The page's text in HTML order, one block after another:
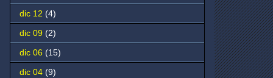
dic 12 (4)
dic 09 (2)
dic 06 (15)
dic 04 (9)